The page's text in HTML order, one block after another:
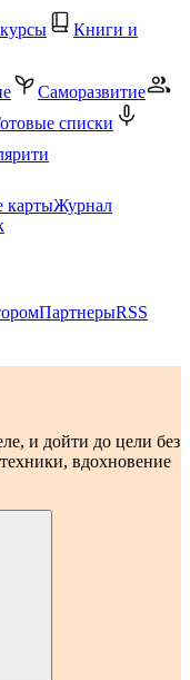
Книги и
Саморазвитие
списки
картыЖурнал
ПартнерыRSS
и дойти до цели без
вдохновение